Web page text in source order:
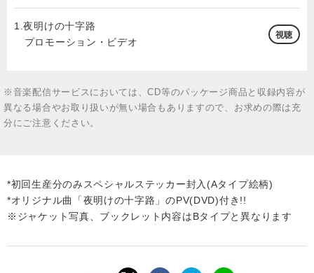
1.夜明けの十字路
プロモーション・ビデオ
視聴
※音楽配信サービスにおいては、CD等のパッケージ商品と収録内容が
異なる場合やお取り扱いが無い場合もありますので、お求めの際は充
分にご注意ください。
*初回生産分のみスペシャルステッカー封入(Aタイプ絵柄)
*オリジナル曲「夜明けの十字路」のPV(DVD)付き!!
※ジャケット写真、ブックレット内容はBタイプと異なります